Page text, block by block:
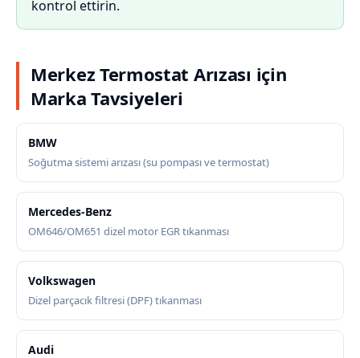
kontrol ettirin.
Merkez Termostat Arızası için
Marka Tavsiyeleri
BMW
Soğutma sistemi arızası (su pompası ve termostat)
Mercedes-Benz
OM646/OM651 dizel motor EGR tıkanması
Volkswagen
Dizel parçacık filtresi (DPF) tıkanması
Audi